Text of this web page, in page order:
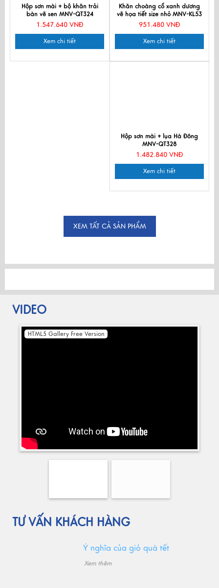
Khăn choàng cổ xanh dương
vẽ họa tiết size nhỏ MNV-KL53
951.480 VNĐ
Xem chi tiết
Hộp sơn mài + bộ khăn trải
bàn vẽ sen MNV-QT324
1.547.640 VNĐ
Xem chi tiết
Hộp sơn mài + lụa Hà Đông
MNV-QT328
1.482.840 VNĐ
Xem chi tiết
XEM TẤT CẢ SẢN PHẨM
VIDEO
HTML5 Gallery Free Version
TƯ VẤN KHÁCH HÀNG
Ý nghĩa của giỏ quà tết
Xem thêm